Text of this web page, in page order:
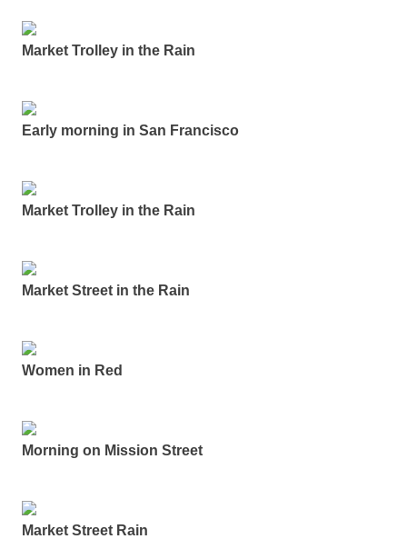
Market Trolley in the Rain
Early morning in San Francisco
Market Trolley in the Rain
Market Street in the Rain
Women in Red
Morning on Mission Street
Market Street Rain